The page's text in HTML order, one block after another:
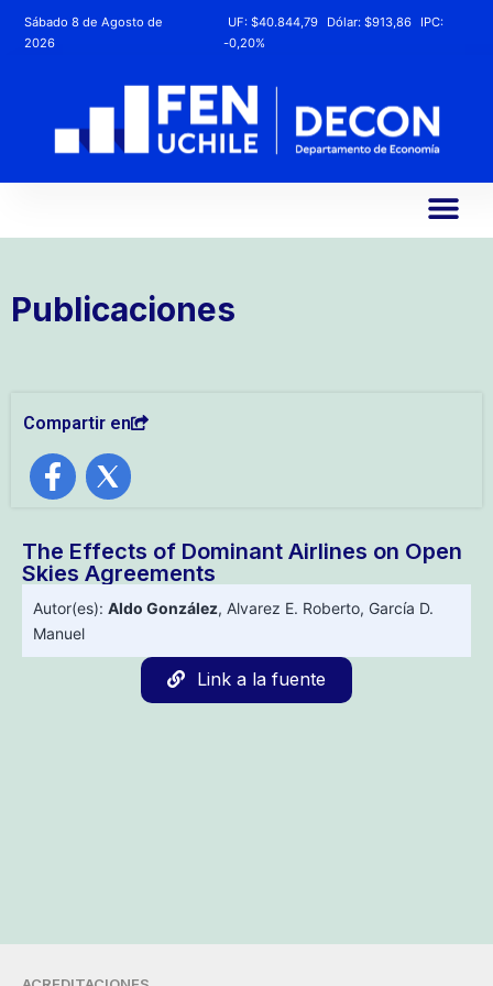
Sábado 8 de Agosto de
2026
UF:$40.844,79 Dólar:$913,86
IPC:
-0,20%
Publicaciones
Compartir en
The Effects of Dominant Airlines on Open
Skies Agreements
Autor(es): Aldo González, Alvarez E. Roberto, García D.
Manuel
Link a la fuente